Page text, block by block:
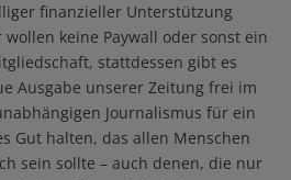
finanzieller Unterstützung
keine Paywall oder sonst ein
stattdessen gibt es
Ausgabe unserer Zeitung frei im
Journalismus für ein
Gut halten, das allen Menschen
sein sollte – auch denen, die nur